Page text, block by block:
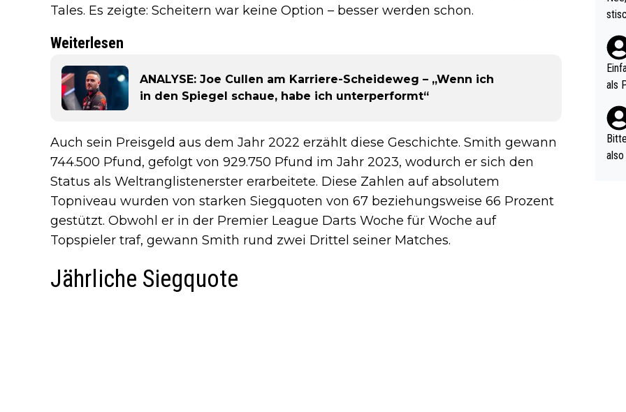
Tales. Es zeigte: Scheitern war keine Option – besser werden schon.
Weiterlesen
ANALYSE: Joe Cullen am Karriere-Scheideweg – „Wenn ich
in den Spiegel schaue, habe ich unterperformt“
Auch sein Preisgeld aus dem Jahr 2022 erzählt diese Geschichte. Smith gewann
744.500 Pfund, gefolgt von 929.750 Pfund im Jahr 2023, wodurch er sich den
Status als Weltranglistenerster erarbeitete. Diese Zahlen auf absolutem
Topniveau wurden von starken Siegquoten von 67 beziehungsweise 66 Prozent
gestützt. Obwohl er in der Premier League Darts Woche für Woche auf
Topspieler traf, gewann Smith rund zwei Drittel seiner Matches.
Jährliche Siegquote
(in
als
nes
ttler
vV
als